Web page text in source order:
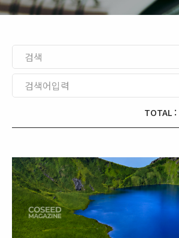
검색
TOTAL :